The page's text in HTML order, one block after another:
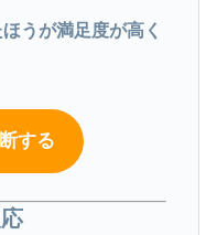
うが満足度が高く
する